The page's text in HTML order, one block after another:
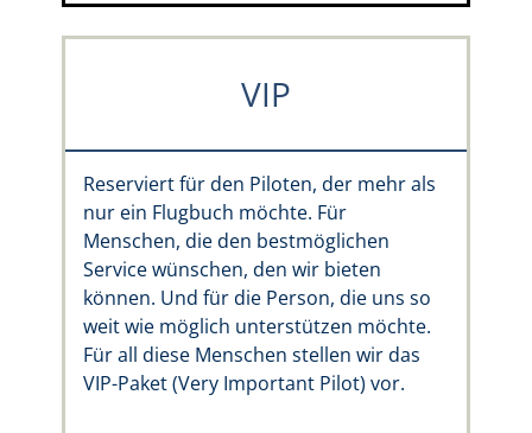
VIP
Reserviert für den Piloten, der mehr als
nur ein Flugbuch möchte. Für
Menschen, die den bestmöglichen
Service wünschen, den wir bieten
können. Und für die Person, die uns so
weit wie möglich unterstützen möchte.
Für all diese Menschen stellen wir das
VIP-Paket (Very Important Pilot) vor.